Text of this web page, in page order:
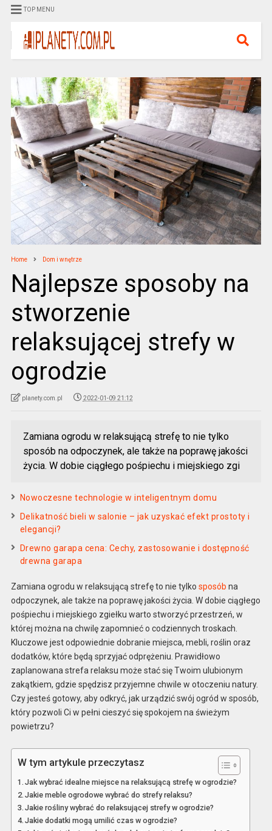
TOP MENU
Home Dom i wnętrze
Najlepsze sposoby na
stworzenie
relaksującej strefy w
ogrodzie
planety.com.pl 2022-01-09 21:12
Zamiana ogrodu w relaksującą strefę to nie tylko
sposób na odpoczynek, ale także na poprawę jakości
życia. W dobie ciągłego pośpiechu i miejskiego zgi
Nowoczesne technologie w inteligentnym domu
Delikatność bieli w salonie – jak uzyskać efekt prostoty i
elegancji?
Drewno garapa cena: Cechy, zastosowanie i dostępność
drewna garapa
Zamiana ogrodu w relaksującą strefę to nie tylko sposób na
odpoczynek, ale także na poprawę jakości życia. W dobie ciągłego
pośpiechu i miejskiego zgiełku warto stworzyć przestrzeń, w
której można na chwilę zapomnieć o codziennych troskach.
Kluczowe jest odpowiednie dobranie miejsca, mebli, roślin oraz
dodatków, które będą sprzyjać odprężeniu. Prawidłowo
zaplanowana strefa relaksu może stać się Twoim ulubionym
zakątkiem, gdzie spędzisz przyjemne chwile w otoczeniu natury.
Czy jesteś gotowy, aby odkryć, jak urządzić swój ogród w sposób,
który pozwoli Ci w pełni cieszyć się spokojem na świeżym
powietrzu?
W tym artykule przeczytasz
Jak wybrać idealne miejsce na relaksującą strefę w ogrodzie?
Jakie meble ogrodowe wybrać do strefy relaksu?
Jakie rośliny wybrać do relaksującej strefy w ogrodzie?
Jakie dodatki mogą umilić czas w ogrodzie?